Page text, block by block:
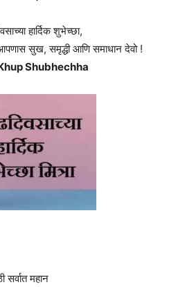
हार्दिक शुभेच्छा,
सुख, समृद्धी आणि समाधान देवो !
Shubhechha
सर्वात महान